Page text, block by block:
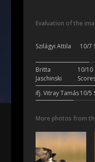
Evaluation of the
Szilágyi Attila 10/7
Britta
Jaschinski
10/10
ifj. Vitray Tamás10/5
More photos from